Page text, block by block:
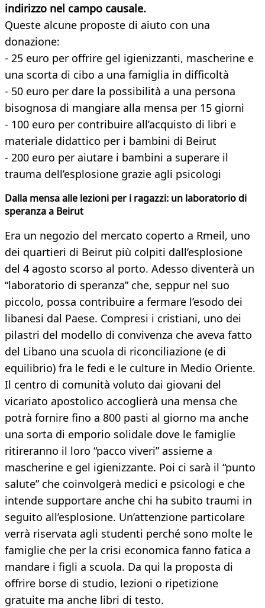
indirizzo nel campo causale.
Queste alcune proposte di aiuto con una
donazione:
- 25 euro per offrire gel igienizzanti, mascherine e
una scorta di cibo a una famiglia in difficoltà
- 50 euro per dare la possibilità a una persona
bisognosa di mangiare alla mensa per 15 giorni
- 100 euro per contribuire all’acquisto di libri e
materiale didattico per i bambini di Beirut
- 200 euro per aiutare i bambini a superare il
trauma dell’esplosione grazie agli psicologi
Dalla mensa alle lezioni per i ragazzi: un laboratorio di
speranza a Beirut
Era un negozio del mercato coperto a Rmeil, uno
dei quartieri di Beirut più colpiti dall’esplosione
del 4 agosto scorso al porto. Adesso diventerà un
“laboratorio di speranza” che, seppur nel suo
piccolo, possa contribuire a fermare l’esodo dei
libanesi dal Paese. Compresi i cristiani, uno dei
pilastri del modello di convivenza che aveva fatto
del Libano una scuola di riconciliazione (e di
equilibrio) fra le fedi e le culture in Medio Oriente.
Il centro di comunità voluto dai giovani del
vicariato apostolico accoglierà una mensa che
potrà fornire fino a 800 pasti al giorno ma anche
una sorta di emporio solidale dove le famiglie
ritireranno il loro “pacco viveri” assieme a
mascherine e gel igienizzante. Poi ci sarà il “punto
salute” che coinvolgerà medici e psicologi e che
intende supportare anche chi ha subito traumi in
seguito all’esplosione. Un’attenzione particolare
verrà riservata agli studenti perché sono molte le
famiglie che per la crisi economica fanno fatica a
mandare i figli a scuola. Da qui la proposta di
offrire borse di studio, lezioni o ripetizione
gratuite ma anche libri di testo.